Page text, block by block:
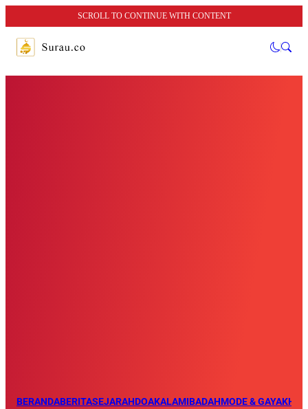
SCROLL TO CONTINUE WITH CONTENT
BERANDABERITASEJARAHDOAKALAMIBADAHMODE & GAYA